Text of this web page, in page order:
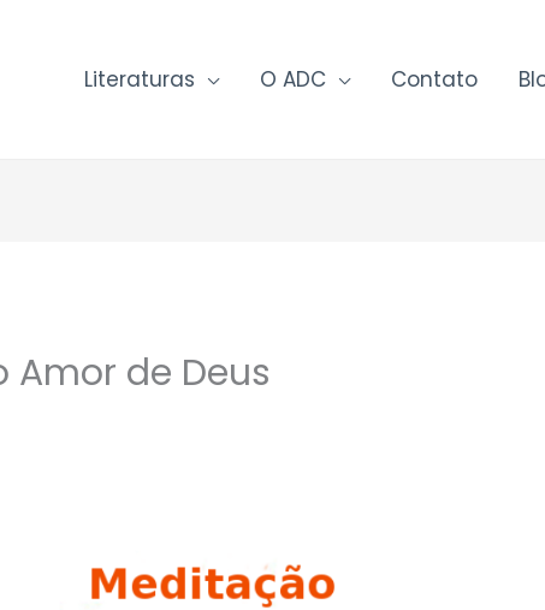
Literaturas O ADC Contato
de Deus